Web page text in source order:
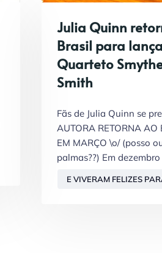
Julia Quinn
Brasil para
Quarteto
Smith
Fãs de Julia Quinn se
AUTORA RETORNA AO
EM MARÇO \o/ (posso
palmas??) Em
E VIVERAM FELIZES